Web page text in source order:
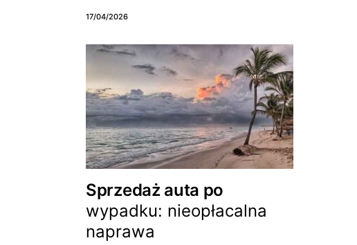
17/04/2026
Sprzedaż auta po
wypadku: nieopłacalna
naprawa